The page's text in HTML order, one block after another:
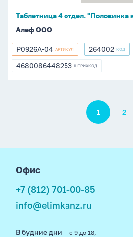
Таблетница 4 отдел. "Половинка
Алеф ООО
P0926A-
04
P0926A-04 АРТИКУЛ 264002
264002 КОД
4680086448253
4680086448253 ШТРИХКОД
1 2
Офис
+7 (812) 701-00-85
info@elimkanz.ru
В будние дни — с 9 до 18,